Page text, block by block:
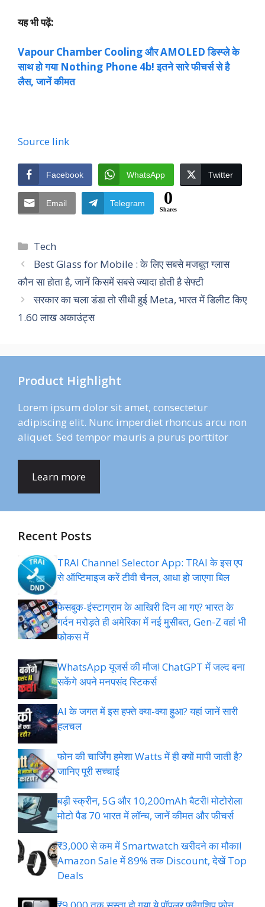
यह भी पढ़ें:
Vapour Chamber Cooling और AMOLED डिस्प्ले के
साथ हो गया Nothing Phone 4b! इतने सारे फीचर्स से है
लैस, जानें कीमत
Source link
Facebook WhatsApp Twitter
Email Telegram 0
Shares
Categories
Tech
Best Glass for Mobile : के लिए सबसे मजबूत ग्लास
कौन सा होता है, जानें किसमें सबसे ज्यादा होती है सेफ्टी
सरकार का चला डंडा तो सीधी हुई Meta, भारत में डिलीट किए
1.60 लाख अकाउंट्स
Product Highlight
Lorem ipsum dolor sit amet, consectetur
adipiscing elit. Nunc imperdiet rhoncus arcu non
aliquet. Sed tempor mauris a purus porttitor
Learn more
Recent Posts
TRAI Channel Selector App: TRAI के इस एप
से ऑप्टिमाइज करें टीवी चैनल, आधा हो जाएगा बिल
फेसबुक-इंस्‍टाग्राम के आख‍िरी द‍िन आ गए? भारत के
गर्दन मरोड़ते ही अमेर‍िका में नई मुसीबत, Gen-Z वहां भी
फोकस में
WhatsApp यूजर्स की मौज! ChatGPT में जल्द बना
सकेंगे अपने मनपसंद स्टिकर्स
AI के जगत में इस हफ्ते क्या-क्या हुआ? यहां जानें सारी
हलचल
फोन की चार्जिंग हमेशा Watts में ही क्यों मापी जाती है?
जानिए पूरी सच्चाई
बड़ी स्क्रीन, 5G और 10,200mAh बैटरी! मोटोरोला
मोटो पैड 70 भारत में लॉन्च, जानें कीमत और फीचर्स
₹3,000 से कम में Smartwatch खरीदने का मौका!
Amazon Sale में 89% तक Discount, देखें Top
Deals